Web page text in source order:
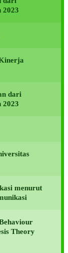
2023
dari
2023
menurut
Theory